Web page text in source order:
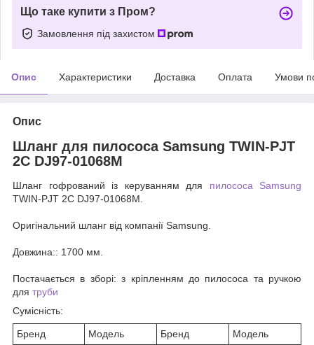
Що таке купити з Пром?
Замовлення під захистом
Опис Характеристики Доставка Оплата Умови
Опис
Шланг для пилососа Samsung TWIN-PJT
2С DJ97-01068M
Шланг гофрований із керуванням для пилососа
Samsung
TWIN-PJT 2С DJ97-01068M.
Оригінальний шланг від компанії Samsung.
Довжина:: 1700 мм.
Постачається в зборі: з кріпленням до пилососа та ручкою
для труби
Сумісність:
Бренд Модель Бренд
Модель